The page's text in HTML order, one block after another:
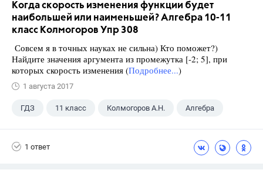
Когда скорость изменения функции будет
наибольшей или наименьшей? Алгебра 10-11
класс Колмогоров Упр 308
Совсем я в точных науках не сильна) Кто поможет?)
Найдите значения аргумента из промежутка [-2; 5], при
которых скорость изменения (Подробнее...)
1 августа 2017
ГДЗ 11 класс Колмогоров А.Н. Алгебра
1 ответ